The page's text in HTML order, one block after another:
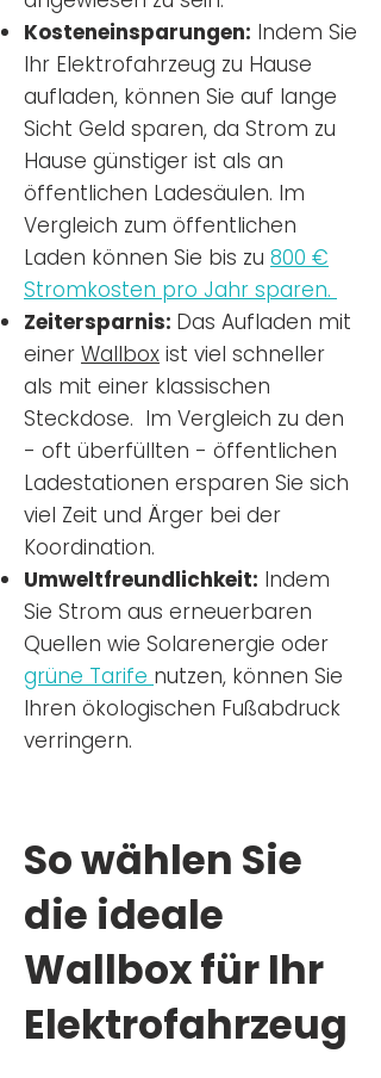
Kosteneinsparungen: Indem Sie
Ihr Elektrofahrzeug zu Hause
aufladen, können Sie auf lange
Sicht Geld sparen, da Strom zu
Hause günstiger ist als an
öffentlichen Ladesäulen. Im
Vergleich zum öffentlichen
Laden können Sie bis zu 800 €
Stromkosten pro Jahr sparen.
Zeitersparnis: Das Aufladen mit
einer Wallbox ist viel schneller
als mit einer klassischen
Steckdose. Im Vergleich zu den
- oft überfüllten - öffentlichen
Ladestationen ersparen Sie sich
viel Zeit und Ärger bei der
Koordination.
Umweltfreundlichkeit: Indem
Sie Strom aus erneuerbaren
Quellen wie Solarenergie oder
grüne Tarife nutzen, können Sie
Ihren ökologischen Fußabdruck
verringern.
So wählen Sie
die ideale
Wallbox für Ihr
Elektrofahrzeug